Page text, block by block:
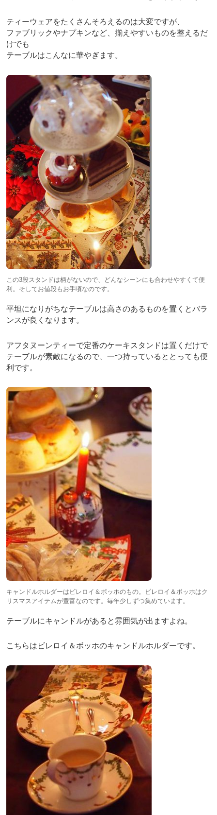
ティーウェアをたくさんそろえるのは大変ですが、
ファブリックやナプキンなど、揃えやすいものを整えるだ
けでも
テーブルはこんなに華やぎます。
この3段スタンドは柄がないので、どんなシーンにも合わせやすくて便
利。そしてお値段もお手頃なのです。
平坦になりがちなテーブルは高さのあるものを置くとバラ
ンスが良くなります。
アフタヌーンティーで定番のケーキスタンドは置くだけで
テーブルが素敵になるので、一つ持っているととっても便
利です。
キャンドルホルダーはビレロイ＆ボッホのもの。ビレロイ＆ボッホはク
リスマスアイテムが豊富なのです。毎年少しずつ集めています。
テーブルにキャンドルがあると雰囲気が出ますよね。
こちらはビレロイ＆ボッホのキャンドルホルダーです。